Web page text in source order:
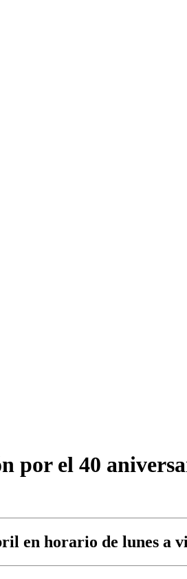
por el 40
en horario de lunes a